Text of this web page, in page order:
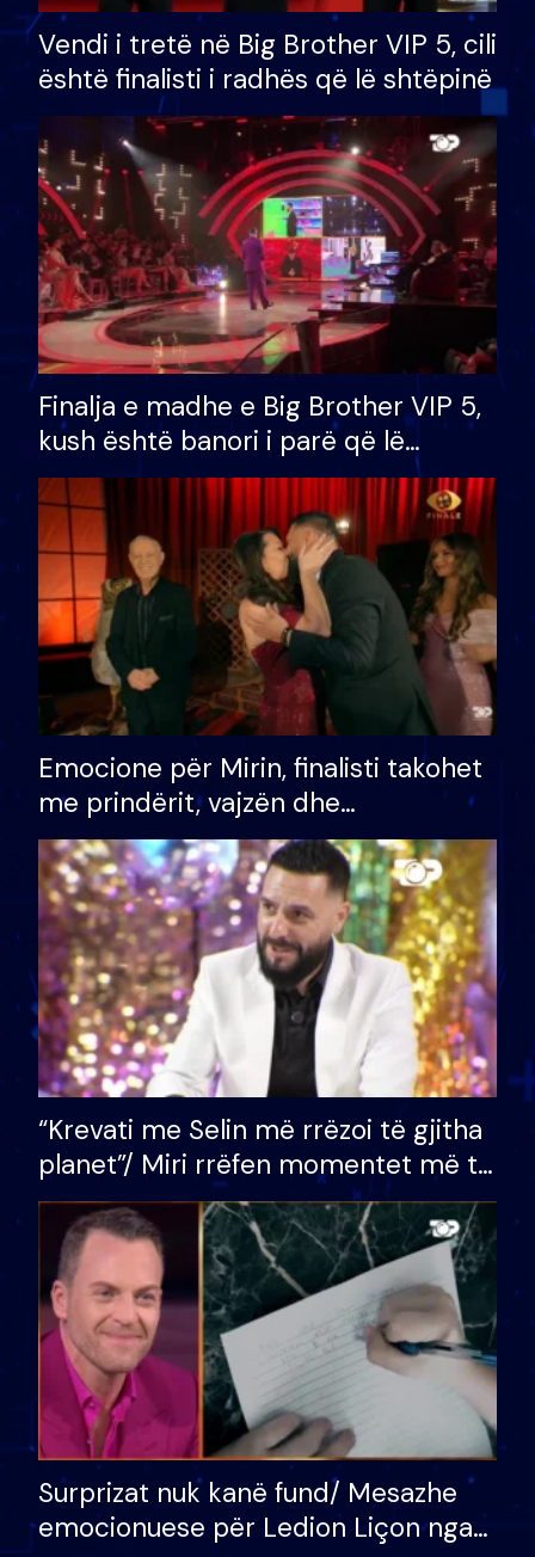
Vendi i tretë në Big Brother VIP 5, cili
është finalisti i radhës që lë shtëpinë
Finalja e madhe e Big Brother VIP 5,
kush është banori i parë që lë
shtëpinë dhe humb mundësinë për
të fituar çmimin e madh
Emocione për Mirin, finalisti takohet
me prindërit, vajzën dhe
bashkëshorten: S’kemi ndonjë letër
divorci apo jo?
“Krevati me Selin më rrëzoi të gjitha
planet”/ Miri rrëfen momentet më të
bukura në shtëpinë e BB VIP: Do më
mungojë zilja e mëngjesit kur…
Surprizat nuk kanë fund/ Mesazhe
emocionuese për Ledion Liçon nga